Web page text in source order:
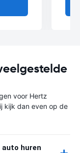
voor Hertz
kijk dan even op de
auto huren